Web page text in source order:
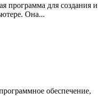
программа для создания и
Она...
обеспечение,